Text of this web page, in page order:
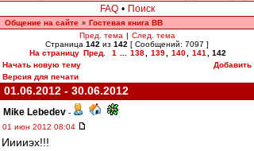
FAQ • Поиск
Общение на сайте » Гостевая книга ВВ
Пред. тема | След. тема
Страница 142 из 142 [ Сообщений: 7097 ]
На страницу Пред. 1 138 139 140 141
142
Начать новую тему
Добавить
Версия для печати
01.06.2012 - 30.06.2012
Mike Lebedev -
01 июн 2012 08:04
Ииииэх!!!